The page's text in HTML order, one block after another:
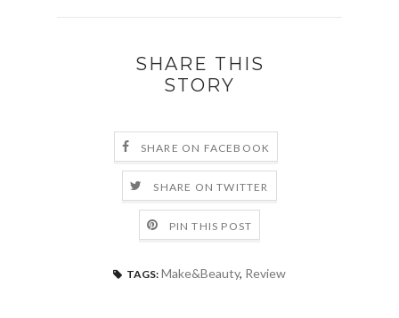
SHARE THIS
STORY
SHARE ON FACEBOOK
SHARE ON TWITTER
PIN THIS POST
TAGS: Make&Beauty, Review